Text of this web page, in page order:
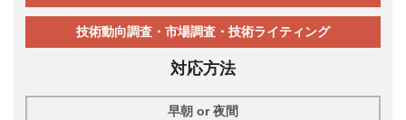
技術動向調査・市場調査・技術ライティング
対応方法
早朝 or 夜間